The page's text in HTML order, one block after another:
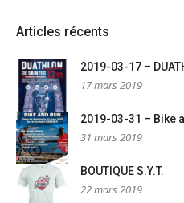
Articles récents
2019-03-17 –
17 mars 2019
2019-03-31 – Bike
31 mars 2019
BOUTIQUE S.Y.T.
22 mars 2019